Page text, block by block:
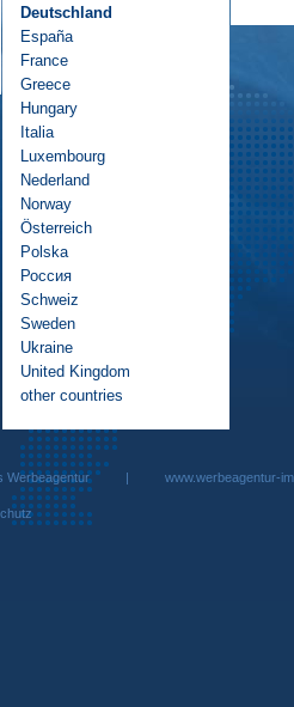
Deutschland
España
France
Greece
Hungary
Italia
Luxembourg
Nederland
Norway
Österreich
Polska
Россия
Schweiz
Sweden
Ukraine
United Kingdom
other countries
Werbeagentur | www.werbeagentur-